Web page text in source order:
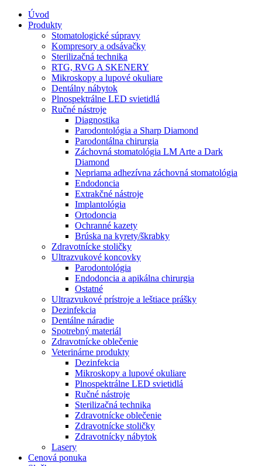
Úvod
Produkty
Stomatologické súpravy
Kompresory a odsávačky
Sterilizačná technika
RTG, RVG A SKENERY
Mikroskopy a lupové okuliare
Dentálny nábytok
Plnospektrálne LED svietidlá
Ručné nástroje
Diagnostika
Parodontológia a Sharp Diamond
Parodontálna chirurgia
Záchovná stomatológia LM Arte a Dark
Diamond
Nepriama adhezívna záchovná stomatológia
Endodoncia
Extrakčné nástroje
Implantológia
Ortodoncia
Ochranné kazety
Brúska na kyrety/škrabky
Zdravotnícke stoličky
Ultrazvukové koncovky
Parodontológia
Endodoncia a apikálna chirurgia
Ostatné
Ultrazvukové prístroje a leštiace prášky
Dezinfekcia
Dentálne náradie
Spotrebný materiál
Zdravotnícke oblečenie
Veterinárne produkty
Dezinfekcia
Mikroskopy a lupové okuliare
Plnospektrálne LED svietidlá
Ručné nástroje
Sterilizačná technika
Zdravotnícke oblečenie
Zdravotnícke stoličky
Zdravotnícky nábytok
Lasery
Cenová ponuka